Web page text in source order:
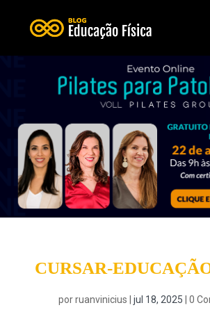
CURSAR-
porruanvinicius jul 18, 2025 0